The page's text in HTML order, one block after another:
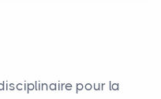
pour la